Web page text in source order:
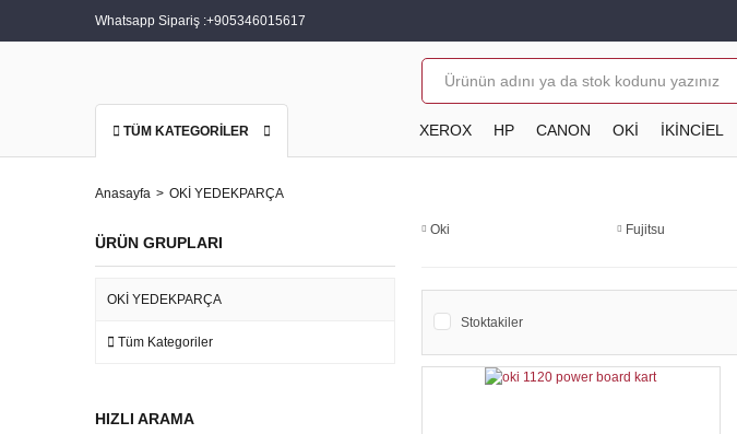
Whatsapp Sipariş :+905346015617
TÜM KATEGORİLER XEROX HP CANON OKİ İKİNCİEL
Anasayfa OKİ YEDEKPARÇA
ÜRÜN GRUPLARI
OKİ YEDEKPARÇA
Tüm Kategoriler
HIZLI ARAMA
Oki Fujitsu
Stoktakiler